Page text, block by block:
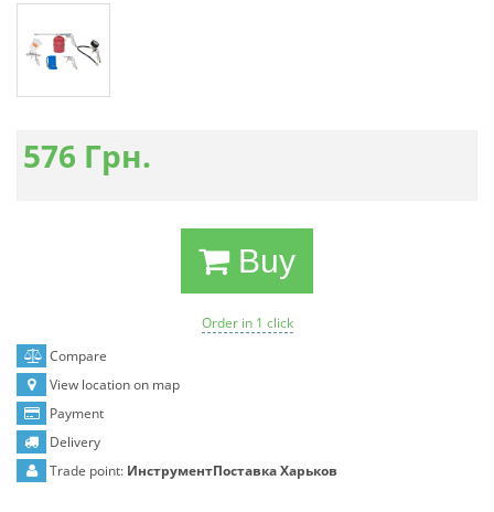
576 Грн.
Buy
Order in 1 click
Compare
View location on map
Payment
Delivery
Trade point: ИнструментПоставка Харьков